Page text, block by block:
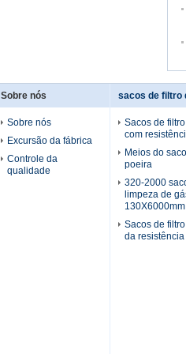
Sobre nós
Sobre nós
Excursão da fábrica
Controle da
qualidade
sacos de filtro
Sacos de
com
Meios do
poeira
320-2000
limpeza de
130X6000mm
Sacos de
da resistência